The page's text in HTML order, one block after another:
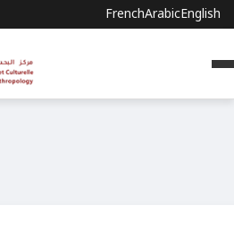
FrenchArabicEnglish